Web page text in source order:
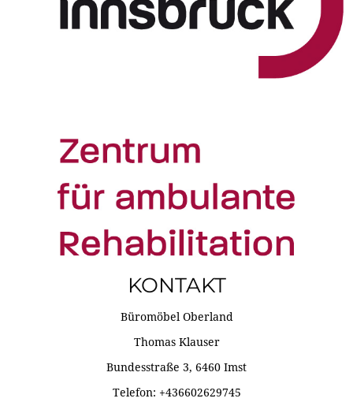
KONTAKT
Büromöbel Oberland
Thomas Klauser
Bundesstraße 3, 6460 Imst
Telefon: +436602629745